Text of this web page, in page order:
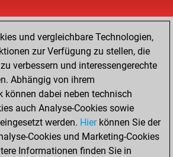
und vergleichbare Technologien,
zur Verfügung zu stellen, die
verbessern und interessengerechte
Abhängig von ihrem
können dabei neben technisch
auch Analyse-Cookies sowie
werden. Hierkönnen Sie der
Cookies und Marketing-Cookies
Informationen finden Sie in